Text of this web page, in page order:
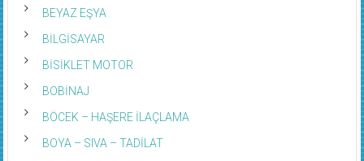
BEYAZ EŞYA
BİLGİSAYAR
BİSİKLET MOTOR
BOBİNAJ
BÖCEK – HAŞERE İLAÇLAMA
BOYA – SIVA – TADİLAT